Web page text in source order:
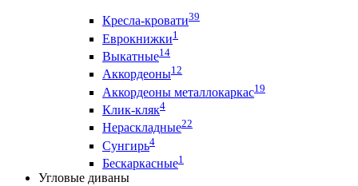
Кресла-кровати39
Еврокнижки1
Выкатные14
Аккордеоны12
Аккордеоны металлокаркас19
Клик-кляк4
Нераскладные22
Сунгирь4
Бескаркасные1
Угловые диваны